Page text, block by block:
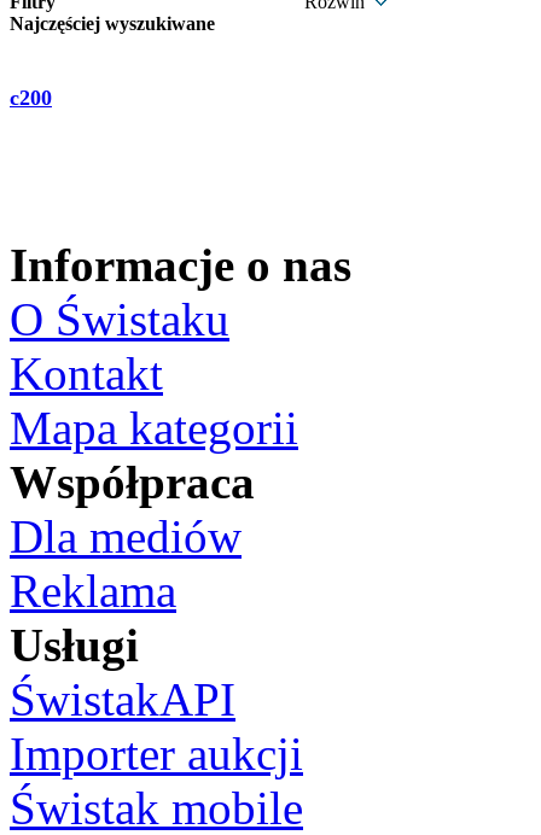
Najczęściej wyszukiwane
c200
Informacje o nas
O Świstaku
Kontakt
Mapa kategorii
Współpraca
Dla mediów
Reklama
Usługi
ŚwistakAPI
Importer aukcji
Świstak mobile